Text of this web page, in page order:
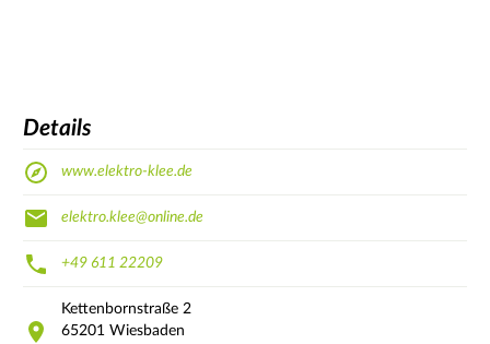
Details
www.elektro-klee.de
elektro.klee@online.de
+49 611 22209
Kettenbornstraße 2
65201 Wiesbaden